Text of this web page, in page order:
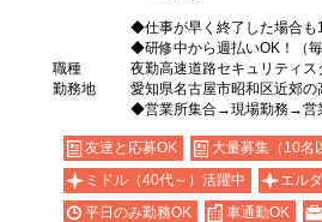
◆仕事が早く終了した場合も
◆研修中から週払いOK！（毎
職種
夜勤高速道路セキュリティス
勤務地
愛知県名古屋市昭和区近郊
◆営業所集合→現場勤務→営
友達と応募OK 大量募集（10名
ミドル（40代～）活躍中
エル
平日のみ勤務OK
車通勤OK